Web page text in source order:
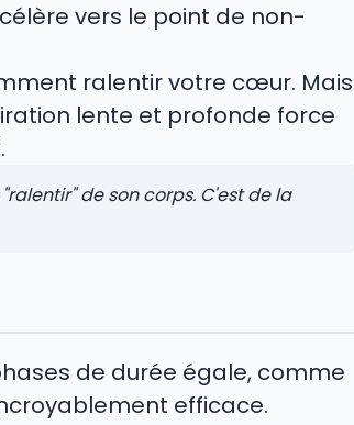
vers le point de non-
ralentir votre cœur. Mais
lente et profonde force
de son corps. C'est de la
de durée égale, comme
efficace.